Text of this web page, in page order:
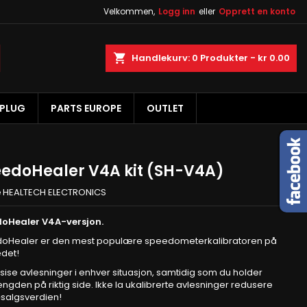
Velkommen, Logg inn eller Opprett en konto
Handlekurv 0 Produkter - kr 0.00
PARTS EUROPE OUTLET
V4A kit (SH-V4A)
HEALTECH ELECTRONICS
V4A-versjon.
er den mest populære speedometerkalibratoren på
avlesninger i enhver situasjon, samtidig som du holder
på riktig side. Ikke la ukalibrerte avlesninger redusere